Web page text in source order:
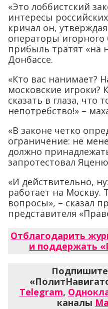
«Это лоббистский
интересы
кричал он,
операторы игорного
прибыль тратят «на
Донбассе.
«Кто вас нанимает?
московские игроки?
сказать в глаза, что
непотребство!» –
«В законе четко
ограничение: не
должно
запротестовал
«И действительно,
работает на Москву.
вопросы», – сказал
представителя
Отблагодарить
и поддержать
Telegram,
каналы